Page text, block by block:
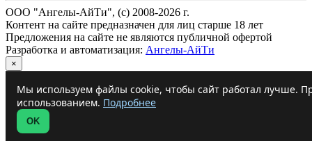
ООО "Ангелы-АйТи", (c) 2008-2026 г.
Контент на сайте предназначен для лиц старше 18 лет
Предложения на сайте не являются публичной офертой
Разработка и автоматизация: Ангелы-АйТи
×
Мы используем файлы cookie, чтобы сайт работал лучше.
использованием. Подробнее
OK